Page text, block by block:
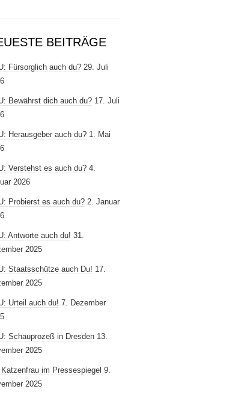
BEITRÄGE
Fürsorglich auch du? 29. Juli
Bewährst dich auch du? 17. Juli
Herausgeber auch du? 1. Mai
Verstehst es auch du? 4.
2026
Probierst es auch du? 2. Januar
Antworte auch du! 31.
2025
Staatsschütze auch Du! 17.
2025
Urteil auch du! 7. Dezember
Schauprozeß in Dresden 13.
2025
Katzenfrau im Pressespiegel 9.
2025